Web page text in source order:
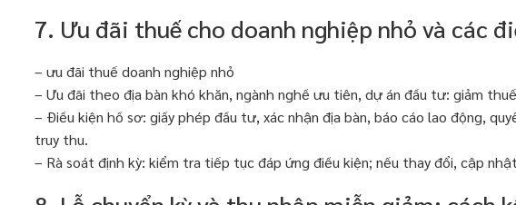
7. Ưu đãi thuế cho doanh nghiệp nhỏ và các
– ưu đãi thuế doanh nghiệp nhỏ
– Ưu đãi theo địa bàn khó khăn, ngành nghề ưu tiên, dự án đầu tư: giảm
– Điều kiện hồ sơ: giấy phép đầu tư, xác nhận địa bàn, báo cáo lao động,
truy thu.
– Rà soát định kỳ: kiểm tra tiếp tục đáp ứng điều kiện; nếu thay đổi, cập